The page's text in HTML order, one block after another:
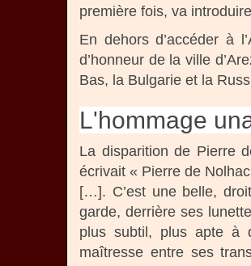
première fois, va
En dehors d’accéder à
d’honneur de la ville
Bas, la Bulgarie et la
L'hommage
La disparition de Pierre
écrivait « Pierre de
[…]. C’est une belle,
garde, derrière ses
plus subtil, plus apte à
maîtresse entre ses